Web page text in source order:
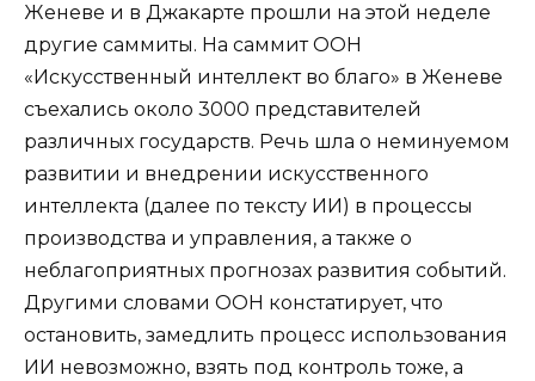
Женеве и в Джакарте прошли на этой неделе
другие саммиты. На саммит ООН
«Искусственный интеллект во благо» в Женеве
съехались около 3000 представителей
различных государств. Речь шла о неминуемом
развитии и внедрении искусственного
интеллекта (далее по тексту ИИ) в процессы
производства и управления, а также о
неблагоприятных прогнозах развития событий.
Другими словами ООН констатирует, что
остановить, замедлить процесс использования
ИИ невозможно, взять под контроль тоже, а